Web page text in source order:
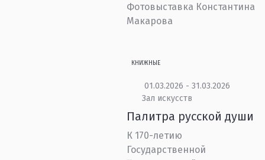
Фотовыставка Константина
Макарова
КНИЖНЫЕ
01.03.2026 - 31.03.2026
Зал искусств
Палитра русской души
К 170-летию
Государственной